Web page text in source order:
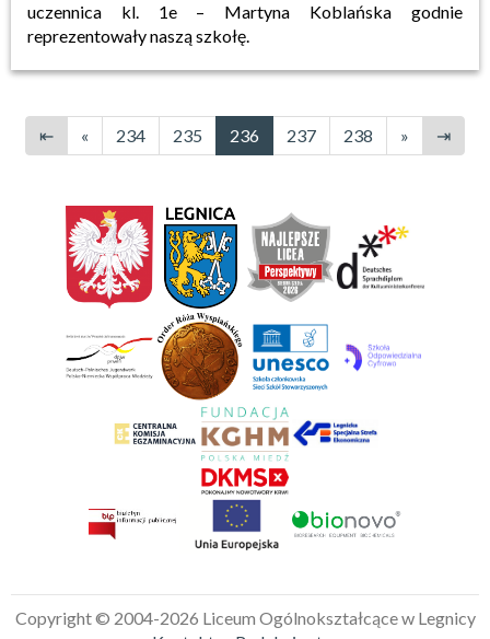
uczennica kl. 1e – Martyna Koblańska godnie
reprezentowały naszą szkołę.
⇤ « 234 235 236 237 238 » ⇥
Copyright © 2004-2026 Liceum Ogólnokształcące w Legnicy